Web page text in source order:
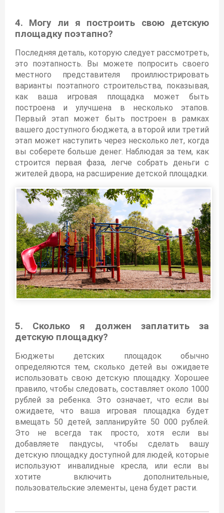
4. Могу ли я построить свою детскую
площадку поэтапно?
Последняя деталь, которую следует рассмотреть,
это поэтапность. Вы можете попросить своего
местного представителя проиллюстрировать
варианты поэтапного строительства, показывая,
как ваша игровая площадка может быть
построена и улучшена в несколько этапов.
Первый этап может быть построен в рамках
вашего доступного бюджета, а второй или третий
этап может наступить через несколько лет, когда
вы соберете больше денег. Наблюдая за тем, как
строится первая фаза, легче собрать деньги с
жителей двора, на расширение детской площадки.
5. Сколько я должен заплатить за
детскую площадку?
Бюджеты детских площадок обычно
определяются тем, сколько детей вы ожидаете
использовать свою детскую площадку. Хорошее
правило, чтобы следовать, составляет около 1000
рублей за ребенка. Это означает, что если вы
ожидаете, что ваша игровая площадка будет
вмещать 50 детей, запланируйте 50 000 рублей.
Это не всегда так просто, хотя если вы
добавляете пандусы, чтобы сделать вашу
детскую площадку доступной для людей, которые
используют инвалидные кресла, или если вы
хотите включить дополнительные,
пользовательские элементы, цена будет расти.